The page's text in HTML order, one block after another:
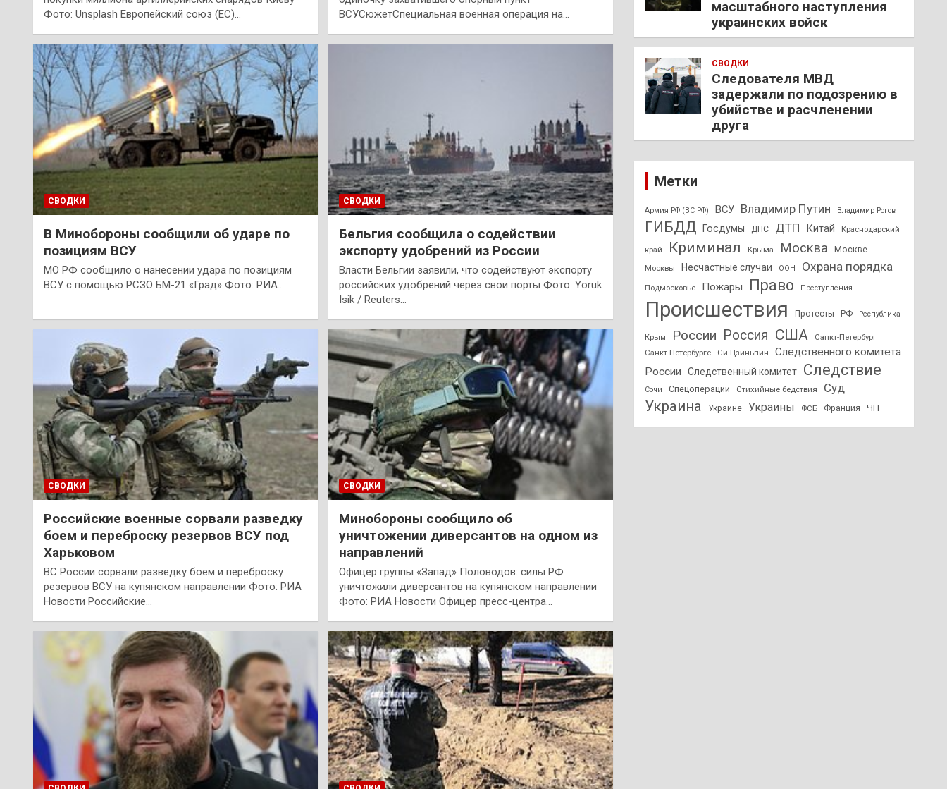
Фото: Unsplash Европейский союз (ЕС)…
ВСУСюжетСпециальная военная операция на…
СВОДКИ
В Минобороны сообщили об ударе по
позициям ВСУ
МО РФ сообщило о нанесении удара по позициям
ВСУ с помощью РСЗО БМ-21 «Град» Фото: РИА…
СВОДКИ
Бельгия сообщила о содействии
экспорту удобрений из России
Власти Бельгии заявили, что содействуют экспорту
российских удобрений через свои порты Фото: Yoruk
Isik / Reuters…
СВОДКИ
Российские военные сорвали разведку
боем и переброску резервов ВСУ под
Харьковом
ВС России сорвали разведку боем и переброску
резервов ВСУ на купянском направлении Фото: РИА
Новости Российские…
СВОДКИ
Минобороны сообщило об
уничтожении диверсантов на одном из
направлений
Офицер группы «Запад» Половодов: силы РФ
уничтожили диверсантов на купянском направлении
Фото: РИА Новости Офицер пресс-центра…
масштабного наступления
украинских войск
СВОДКИ
Следователя МВД
задержали по подозрению в
убийстве и расчленении
друга
Метки
Армия РФ (ВС РФ) ВСУ Владимир Путин Владимир Рогов
ГИБДД Госдумы ДПС ДТП Китай Краснодарский
край Криминал Крыма Москва Москве
Москвы Несчастные случаи ООН Охрана порядка
Подмосковье Пожары Право Преступления
Происшествия Протесты РФ Республика
Крым России Россия США
Санкт-Петербург
Санкт-Петербурге
Си Цзиньпин
Следственного комитета
России
Следственный комитет Следствие
Сочи Спецоперации Стихийные бедствия Суд
Украина Украине Украины ФСБ Франция ЧП